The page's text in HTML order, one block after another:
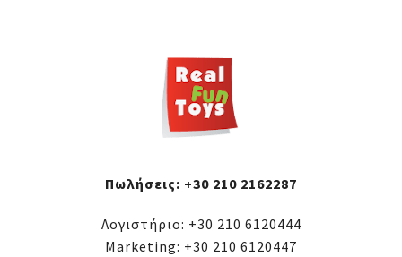
Πωλήσεις: +30 210 2162287
Λογιστήριο: +30 210 6120444
Marketing: +30 210 6120447